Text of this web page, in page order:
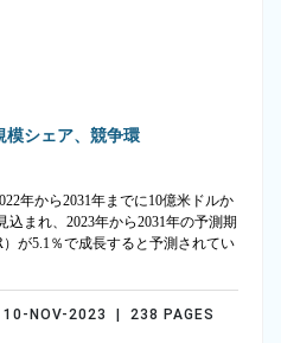
模シェア、競争環
年から2031年までに10億米ドルか
込まれ、2023年から2031年の予測期
が5.1％で成長すると予測されてい
NOV-2023 | 238 PAGES